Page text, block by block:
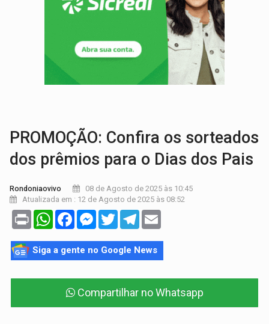
REFLORESTAMENTO: Plantar árvores não será mais suficiente para
Cientistas alertam para possível base secreta no satélite
ACABOU COM PEUGEOT: Incêndio destrói carro que era rebocado para oficina
VÍDEO: Ladrão é filmado furtando moto na frente do bar
POLUIÇÃO E RISCOS:
PROMOÇÃO: Confira os sorteados
dos prêmios para o Dias dos Pais
Rondoniaovivo
08 de Agosto de 2025 às 10:45
Atualizada em : 12 de Agosto de 2025 às 08:52
Print WhatsAppFacebookMessenger
TwitterTelegram
Siga a gente no Google News
Compartilhar no Whatsapp